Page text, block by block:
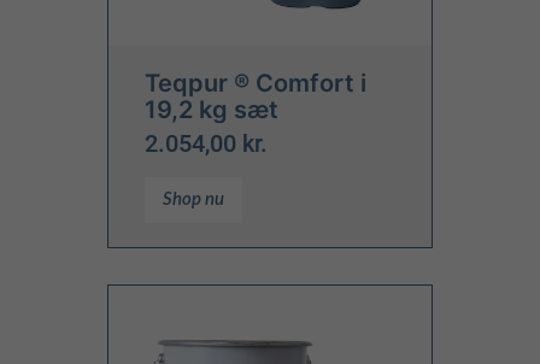
Teqpur ® Comfort i
19,2 kg sæt
2.054,00 kr.
Shop nu